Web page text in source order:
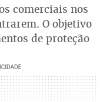
comerciais nos
O objetivo
de proteção